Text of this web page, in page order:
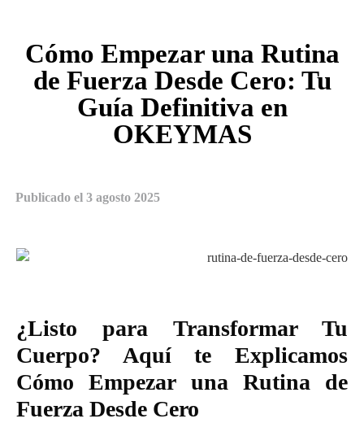
Cómo Empezar una Rutina
de Fuerza Desde Cero: Tu
Guía Definitiva en
OKEYMAS
Publicado el 3 agosto 2025
¿Listo para Transformar Tu
Cuerpo? Aquí te Explicamos
Cómo Empezar una Rutina de
Fuerza Desde Cero